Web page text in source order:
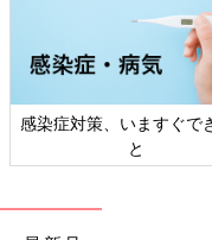
ますぐできるこ
「も